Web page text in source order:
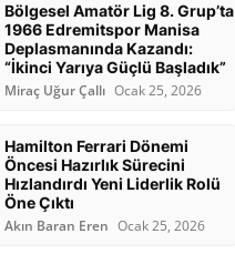
Bölgesel Amatör Lig 8. Grup’ta
1966 Edremitspor Manisa
Deplasmanında Kazandı:
“İkinci Yarıya Güçlü Başladık”
Miraç Uğur Çallı Ocak 25, 2026
Hamilton Ferrari Dönemi
Öncesi Hazırlık Sürecini
Hızlandırdı Yeni Liderlik Rolü
Öne Çıktı
Akın Baran Eren Ocak 25, 2026